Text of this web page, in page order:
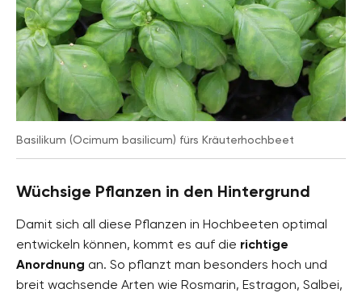
Basilikum (Ocimum basilicum) fürs Kräuterhochbeet
Wüchsige Pflanzen in den Hintergrund
Damit sich all diese Pflanzen in Hochbeeten optimal
entwickeln können, kommt es auf die richtige
Anordnung an. So pflanzt man besonders hoch und
breit wachsende Arten wie Rosmarin, Estragon, Salbei,